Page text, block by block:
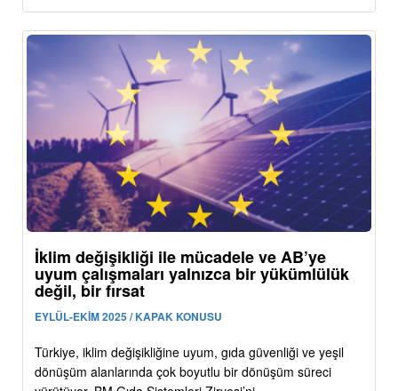
İklim değişikliği ile mücadele ve AB’ye
uyum çalışmaları yalnızca bir yükümlülük
değil, bir fırsat
EYLÜL-EKİM 2025 / KAPAK KONUSU
Türkiye, iklim değişikliğine uyum, gıda güvenliği ve yeşil
dönüşüm alanlarında çok boyutlu bir dönüşüm süreci